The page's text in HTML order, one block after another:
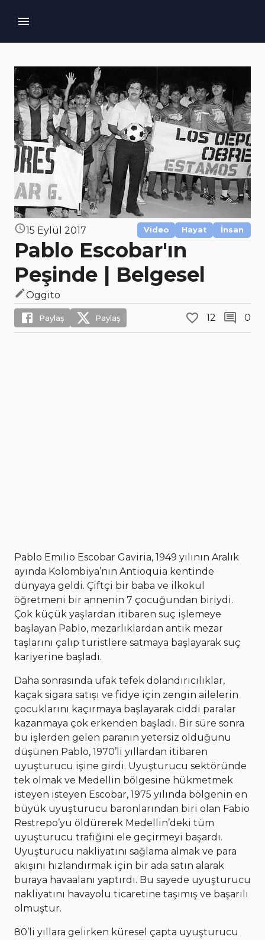
15 Eylül 2017 Video Hayat İnsan
Pablo Escobar'ın
Peşinde | Belgesel
Oggito
Paylaş Paylaş 12 0
Pablo Emilio Escobar Gaviria, 1949 yılının Aralık
ayında Kolombiya’nın Antioquia kentinde
dünyaya geldi. Çiftçi bir baba ve ilkokul
öğretmeni bir annenin 7 çocuğundan biriydi.
Çok küçük yaşlardan itibaren suç işlemeye
başlayan Pablo, mezarlıklardan antik mezar
taşlarını çalıp turistlere satmaya başlayarak suç
kariyerine başladı.
Daha sonrasında ufak tefek dolandırıcılıklar,
kaçak sigara satışı ve fidye için zengin ailelerin
çocuklarını kaçırmaya başlayarak ciddi paralar
kazanmaya çok erkenden başladı. Bir süre sonra
bu işlerden gelen paranın yetersiz olduğunu
düşünen Pablo, 1970’li yıllardan itibaren
uyuşturucu işine girdi. Uyuşturucu sektöründe
tek olmak ve Medellin bölgesine hükmetmek
isteyen isteyen Escobar, 1975 yılında bölgenin en
büyük uyuşturucu baronlarından biri olan Fabio
Restrepo’yu öldürerek Medellin’deki tüm
uyuşturucu trafiğini ele geçirmeyi başardı.
Uyuşturucu nakliyatını sağlama almak ve para
akışını hızlandırmak için bir ada satın alarak
buraya havaalanı yaptırdı. Bu sayede uyuşturucu
nakliyatını havayolu ticaretine taşımış ve başarılı
olmuştur.
80’li yıllara gelirken küresel çapta uyuşturucu